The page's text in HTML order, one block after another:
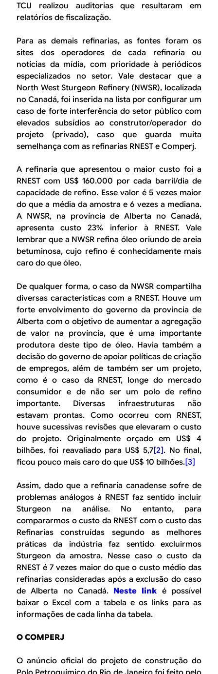
TCU realizou auditorias que resultaram em
relatórios de fiscalização.
Para as demais refinarias, as fontes foram os
sites dos operadores de cada refinaria ou
notícias da mídia, com prioridade à periódicos
especializados no setor. Vale destacar que a
North West Sturgeon Refinery (NWSR), localizada
no Canadá, foi inserida na lista por configurar um
caso de forte interferência do setor público com
elevados subsídios ao construtor/operador do
projeto (privado), caso que guarda muita
semelhança com as refinarias RNEST e Comperj.
A refinaria que apresentou o maior custo foi a
RNEST com US$ 160.000 por cada barril/dia de
capacidade de refino. Esse valor é 5 vezes maior
do que a média da amostra e 6 vezes a mediana.
A NWSR, na província de Alberta no Canadá,
apresenta custo 23% inferior à RNEST. Vale
lembrar que a NWSR refina óleo oriundo de areia
betuminosa, cujo refino é conhecidamente mais
caro do que óleo.
De qualquer forma, o caso da NWSR compartilha
diversas características com a RNEST. Houve um
forte envolvimento do governo da província de
Alberta com o objetivo de aumentar a agregação
de valor na província, que é uma importante
produtora deste tipo de óleo. Havia também a
decisão do governo de apoiar políticas de criação
de empregos, além de também ser um projeto,
como é o caso da RNEST, longe do mercado
consumidor e de não ser um polo de refino
importante. Diversas infraestruturas não
estavam prontas. Como ocorreu com RNEST,
houve sucessivas revisões que elevaram o custo
do projeto. Originalmente orçado em US$ 4
bilhões, foi reavaliado para US$ 5,7[2]. No final,
ficou pouco mais caro do que US$ 10 bilhões.[3]
Assim, dado que a refinaria canadense sofre de
problemas análogos à RNEST faz sentido incluir
Sturgeon na análise. No entanto, para
compararmos o custo da RNEST com o custo das
Refinarias construídas segundo as melhores
práticas da indústria faz sentido excluirmos
Sturgeon da amostra. Nesse caso o custo da
RNEST é 7 vezes maior do que o custo médio das
refinarias consideradas após a exclusão do caso
de Alberta no Canadá. Neste link é possível
baixar o Excel com a tabela e os links para as
informações de cada linha da tabela.
O COMPERJ
O anúncio oficial do projeto de construção do